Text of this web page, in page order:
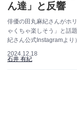
ん達」と反響
俳優の田丸麻紀さんがホ
ゃくちゃ楽しそう」と話
紀さん公式Instagramより）
2024.12.18
石井 有紀